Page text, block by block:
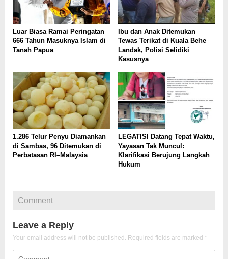
Luar Biasa Ramai Peringatan
666 Tahun Masuknya Islam di
Tanah Papua
Ibu dan Anak Ditemukan
Tewas Terikat di Kuala Behe
Landak, Polisi Selidiki
Kasusnya
1.286 Telur Penyu Diamankan
di Sambas, 96 Ditemukan di
Perbatasan RI–Malaysia
LEGATISI Datang Tepat Waktu,
Yayasan Tak Muncul:
Klarifikasi Berujung Langkah
Hukum
Comment
Leave a Reply
Your email address will not be published. Required fields are marked *